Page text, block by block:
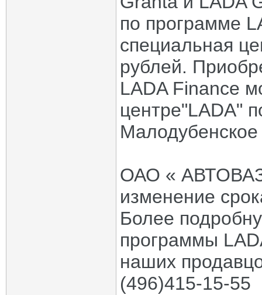
по программе
специальная
рублей.
LADA Finance
центре"LADA"
ОАО «
изменение
Более
программы
наших
(496)415-15-55